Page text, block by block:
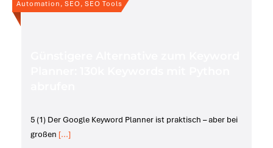
Automation, SEO, SEO Tools
5 (1) Der Google Keyword Planner ist praktisch – aber bei
großen [...]